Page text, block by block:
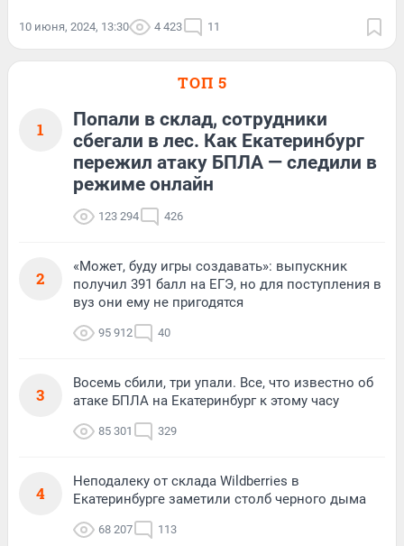
10 июня, 2024, 13:30 4 423 11
ТОП 5
1
Попали в склад, сотрудники
сбегали в лес. Как Екатеринбург
пережил атаку БПЛА — следили в
режиме онлайн
123 294 426
2
«Может, буду игры создавать»: выпускник
получил 391 балл на ЕГЭ, но для поступления в
вуз они ему не пригодятся
95 912 40
3
Восемь сбили, три упали. Все, что известно об
атаке БПЛА на Екатеринбург к этому часу
85 301 329
4
Неподалеку от склада Wildberries в
Екатеринбурге заметили столб черного дыма
68 207 113